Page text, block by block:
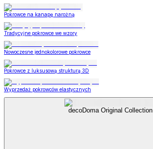
Pokrowce na kanapę narożną
Tradycyjne pokrowce we wzory
Nowoczesne jednokolorowe pokrowce
Pokrowce z luksusową strukturą 3D
Wyprzedaż pokrowców elastycznych
decoDoma Original Collection